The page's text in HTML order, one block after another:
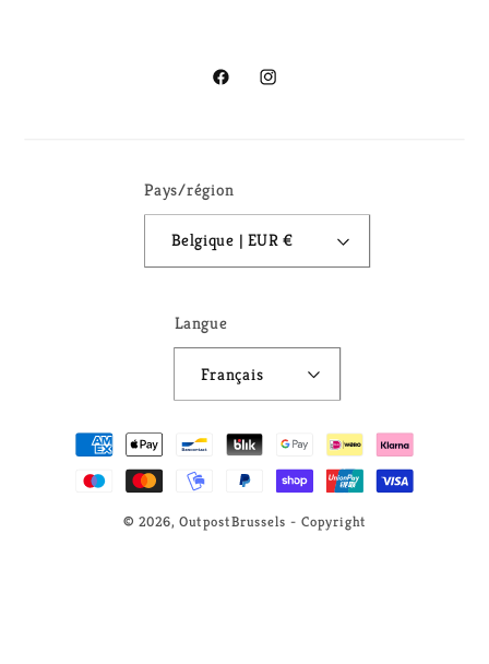
FacebookInstagram
Pays/région
Belgique | EUR €
Langue
Français
Moyens
de
paiement
© 2026,OutpostBrussels - Copyright